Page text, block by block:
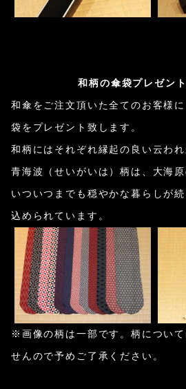
和柄の傘袋プレゼント
和傘をご注文頂いた全てのお客様
袋をプレゼント致します。
和柄にはそれぞれ縁起の良い云わ
青海波（せいがいは）柄は、大海
いついつまでも穏やかな暮らしが
込められています。
※画像の柄は一部です。柄につい
せんので予めご了承ください。